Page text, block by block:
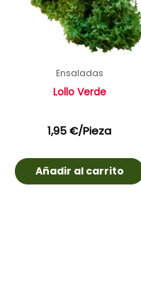
Ensaladas
Lollo Verde
1,95€/Pieza
Añadir al carrito